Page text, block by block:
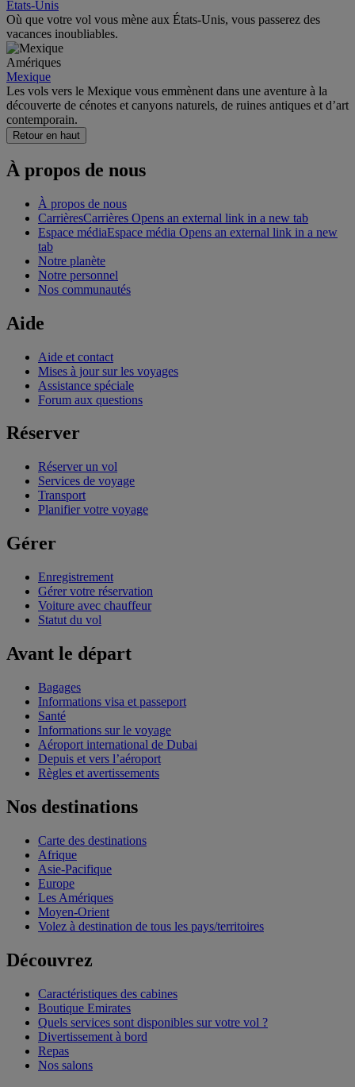
États-Unis
Où que votre vol vous mène aux États-Unis, vous passerez des
vacances inoubliables.
Amériques
Mexique
Les vols vers le Mexique vous emmènent dans une aventure à la
découverte de cénotes et canyons naturels, de ruines antiques et d’art
contemporain.
Retour en haut
À propos de nous
À propos de nous
CarrièresCarrières Opens an external link in a new tab
Espace médiaEspace média Opens an external link in a new
tab
Notre planète
Notre personnel
Nos communautés
Aide
Aide et contact
Mises à jour sur les voyages
Assistance spéciale
Forum aux questions
Réserver
Réserver un vol
Services de voyage
Transport
Planifier votre voyage
Gérer
Enregistrement
Gérer votre réservation
Voiture avec chauffeur
Statut du vol
Avant le départ
Bagages
Informations visa et passeport
Santé
Informations sur le voyage
Aéroport international de Dubai
Depuis et vers l’aéroport
Règles et avertissements
Nos destinations
Carte des destinations
Afrique
Asie-Pacifique
Europe
Les Amériques
Moyen-Orient
Volez à destination de tous les pays/territoires
Découvrez
Caractéristiques des cabines
Boutique Emirates
Quels services sont disponibles sur votre vol ?
Divertissement à bord
Repas
Nos salons